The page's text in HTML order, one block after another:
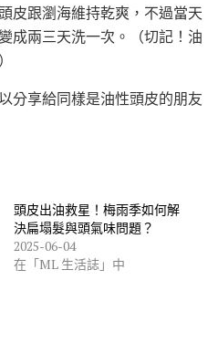
皮跟瀏海維持乾爽，不過當天
成兩三天洗一次。（切記！油
分享給同樣是油性頭皮的朋友
頭皮出油救星！梅雨季如何解
決扁塌髮與頭氣味問題？
2025-06-04
在「ML 生活誌」中